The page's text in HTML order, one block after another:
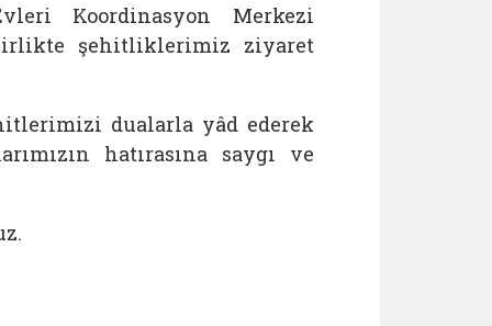
Koordinasyon Merkezi
şehitliklerimiz ziyaret
dualarla yâd ederek
hatırasına saygı ve